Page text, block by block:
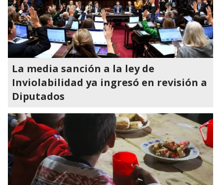
La media sanción a la ley de
Inviolabilidad ya ingresó en revisión a
Diputados